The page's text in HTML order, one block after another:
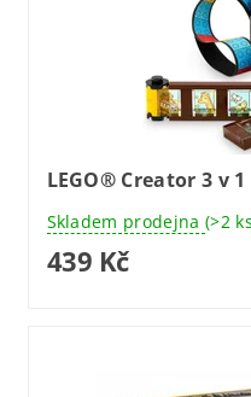
LEGO® Creator 3 v
Skladem prodejna (>2
439 Kč